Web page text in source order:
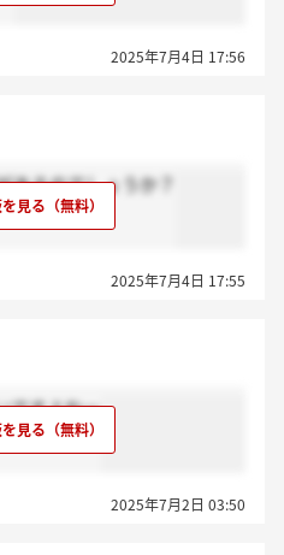
2025年7月4日 17:56
あるのでしょうか？
2025年7月4日 17:55
ですよねー
2025年7月2日 03:50